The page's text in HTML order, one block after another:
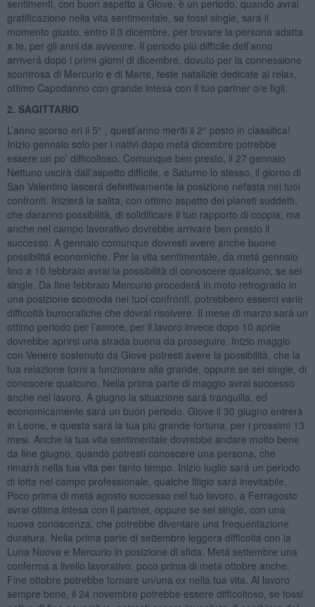
sentimenti, con buon aspetto a Giove, è un periodo, quando avrai
gratificazione nella vita sentimentale, se fossi single, sará il
momento giusto, entro il 3 dicembre, per trovare la persona adatta
a te, per gli anni da avvenire. Il periodo piú difficile dell’anno
arriverá dopo i primi giorni di dicembre, dovuto per la connessione
scontrosa di Mercurio e di Marte, feste natalizie dedicate al relax,
ottimo Capodanno con grande intesa con il tuo partner o/e figli.
2. SAGITTARIO
L’anno scorso eri il 5° , quest’anno meriti il 2° posto in classifica!
Inizio gennaio solo per i nativi dopo metá dicembre potrebbe
essere un po’ difficoltoso. Comunque ben presto, il 27 gennaio
Nettuno uscirà dall’aspetto difficile, e Saturno lo stesso, il giorno di
San Valentino lascerá definitivamente la posizione nefasta nei tuoi
confronti. Inizierá la salita, con ottimo aspetto dei pianeti suddetti,
che daranno possibilità, di solidificare il tuo rapporto di coppia, ma
anche nel campo lavorativo dovrebbe arrivare ben presto il
successo. A gennaio comunque dovresti avere anche buone
possibilitá economiche. Per la vita sentimentale, da metá gennaio
fino a 10 febbraio avrai la possibilità di conoscere qualcuno, se sei
single. Da fine febbraio Mercurio procederá in moto retrogrado in
una posizione scomoda nei tuoi confronti, potrebbero esserci varie
difficoltà burocratiche che dovrai risolvere. Il mese di marzo sará un
ottimo periodo per l’amore, per il lavoro invece dopo 10 aprile
dovrebbe aprirsi una strada buona da proseguire. Inizio maggio
con Venere sostenuto da Giove potresti avere la possibilità, che la
tua relazione torni a funzionare alla grande, oppure se sei single, di
conoscere qualcuno. Nella prima parte di maggio avrai successo
anche nel lavoro. A giugno la situazione sará tranquilla, ed
economicamente sará un buon periodo. Giove il 30 giugno entrerà
in Leone, e questa sará la tua piú grande fortuna, per i prossimi 13
mesi. Anche la tua vita sentimentale dovrebbe andare molto bene
da fine giugno, quando potresti conoscere una persona, che
rimarrà nella tua vita per tanto tempo. Inizio luglio sará un periodo
di lotta nel campo professionale, qualche litigio sará inevitabile.
Poco prima di metá agosto successo nel tuo lavoro, a Ferragosto
avrai ottima intesa con il partner, oppure se sei single, con una
nuova conoscenza, che potrebbe diventare una frequentazione
duratura. Nella prima parte di settembre leggera difficoltá con la
Luna Nuova e Mercurio in posizione di sfida. Metá settembre una
conferma a livello lavorativo, poco prima di metá ottobre anche.
Fine ottobre potrebbe tornare un/una ex nella tua vita. Al lavoro
sempre bene, il 24 novembre potrebbe essere difficoltoso, se fossi